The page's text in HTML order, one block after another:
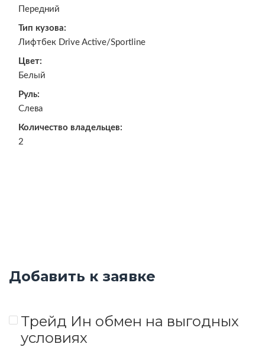
Передний
Тип кузова:
Лифтбек Drive Active/Sportline
Цвет:
Белый
Руль:
Слева
Количество владельцев:
2
Добавить к заявке
Трейд Ин обмен на выгодных
условиях